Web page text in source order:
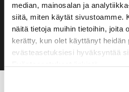
median, mainosalan ja
siitä, miten käytät sivustoamme.
näitä tietoja muihin tietoihin, joita
kerätty, kun olet käyttänyt heidän
evästeasetuksiesi hyväksyntää
Saavutettavuusseloste
Evästeasetukset